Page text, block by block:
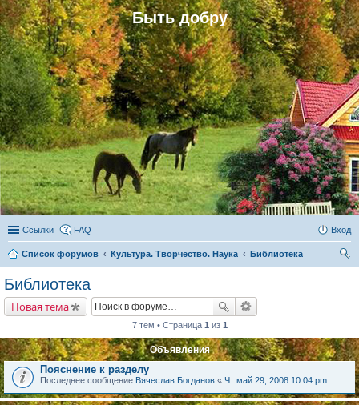
Быть добру
Ссылки FAQ Вход
Список форумов Культура. Творчество. Наука
Библиотека
Библиотека
Новая тема
7 тем • Страница 1 из 1
Объявления
Пояснение к разделу
Последнее сообщение Вячеслав Богданов « Чт май 29, 2008 10:04 pm